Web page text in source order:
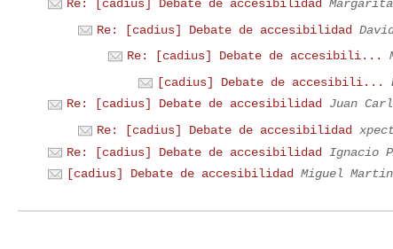
Re: [cadius] Debate de accesibilidad
Re: [cadius] Debate de accesibilidad
Re: [cadius] Debate de accesibili...
[cadius] Debate de accesibili...
Re: [cadius] Debate de accesibilidad Juan
Re: [cadius] Debate de accesibilidad
Re: [cadius] Debate de accesibilidad Ignacio
[cadius] Debate de accesibilidad
Miguel